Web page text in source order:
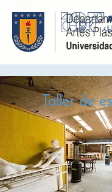
Taller de